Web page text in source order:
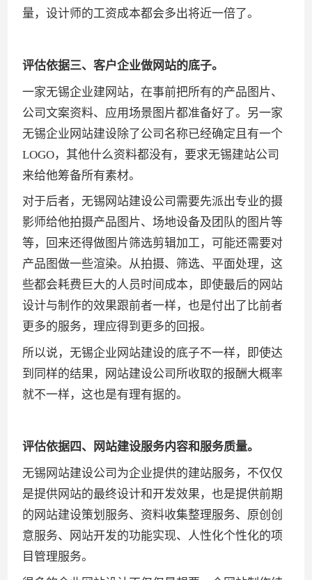
量，设计师的工资成本都会多出将近一倍了。
评估依据三、客户企业做网站的底子。
一家无锡企业建网站，在事前把所有的产品图片、
公司文案资料、应用场景图片都准备好了。另一家
无锡企业网站建设除了公司名称已经确定且有一个
LOGO，其他什么资料都没有，要求无锡建站公司
来给他筹备所有素材。
对于后者，无锡网站建设公司需要先派出专业的摄
影师给他拍摄产品图片、场地设备及团队的图片等
等，回来还得做图片筛选剪辑加工，可能还需要对
产品图做一些渲染。从拍摄、筛选、平面处理，这
些都会耗费巨大的人员时间成本，即使最后的网站
设计与制作的效果跟前者一样，也是付出了比前者
更多的服务，理应得到更多的回报。
所以说，无锡企业网站建设的底子不一样，即使达
到同样的结果，网站建设公司所收取的报酬大概率
就不一样，这也是有理有据的。
评估依据四、网站建设服务内容和服务质量。
无锡网站建设公司为企业提供的建站服务，不仅仅
是提供网站的最终设计和开发效果，也是提供前期
的网站建设策划服务、资料收集整理服务、原创创
意服务、网站开发的功能实现、人性化个性化的项
目管理服务。